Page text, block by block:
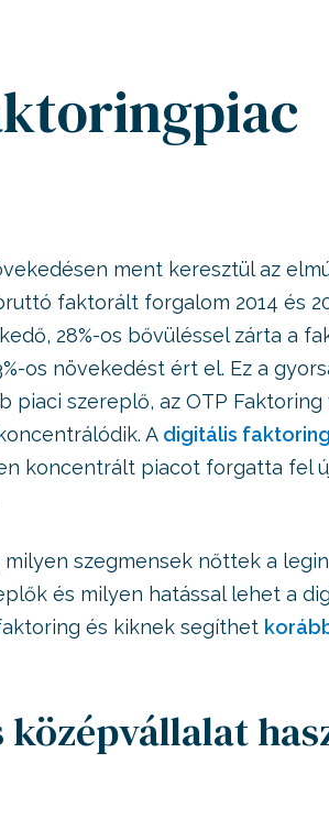
ment keresztül az
faktorált forgalom 2014 és
28%-os bővüléssel zárta a
os növekedést ért el. Ez a
piaci szereplő, az OTP Faktoring
A digitális
koncentrált piacot forgatta fel
szegmensek nőttek a
és milyen hatással lehet a
és kiknek segíthet
középvállalat